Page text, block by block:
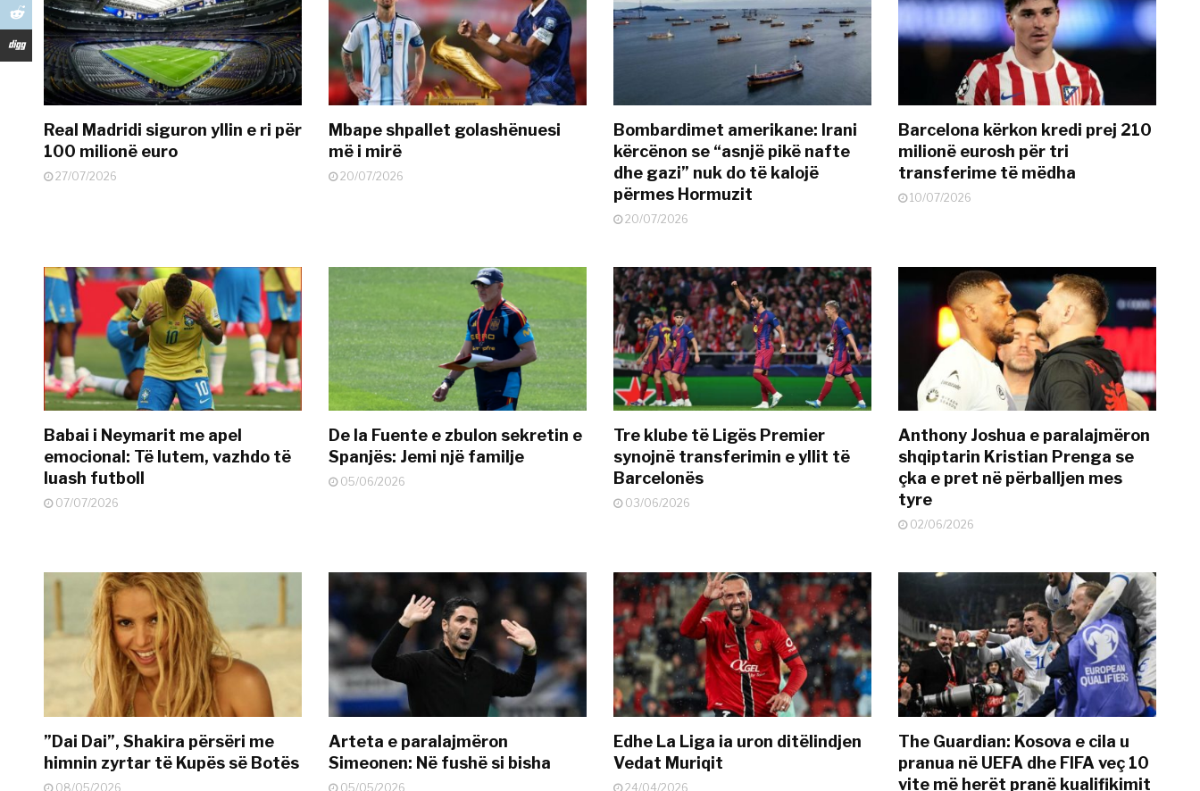
Real Madridi siguron yllin e ri për
100 milionë euro
27/07/2026
Mbape shpallet golashënuesi
më i mirë
20/07/2026
Bombardimet amerikane: Irani
kërcënon se “asnjë pikë nafte
dhe gazi” nuk do të kalojë
përmes Hormuzit
20/07/2026
Barcelona kërkon kredi prej 210
milionë eurosh për tri
transferime të mëdha
10/07/2026
Babai i Neymarit me apel
emocional: Të lutem, vazhdo të
luash futboll
07/07/2026
De la Fuente e zbulon sekretin e
Spanjës: Jemi një familje
05/06/2026
Tre klube të Ligës Premier
synojnë transferimin e yllit të
Barcelonës
03/06/2026
Anthony Joshua e paralajmëron
shqiptarin Kristian Prenga se
çka e pret në përballjen mes
tyre
02/06/2026
”Dai Dai”, Shakira përsëri me
himnin zyrtar të Kupës së Botës
08/05/2026
Arteta e paralajmëron
Simeonen: Në fushë si bisha
05/05/2026
Edhe La Liga ia uron ditëlindjen
Vedat Muriqit
24/04/2026
The Guardian: Kosova e cila u
pranua në UEFA dhe FIFA veç 10
vite më herët pranë kualifikimit